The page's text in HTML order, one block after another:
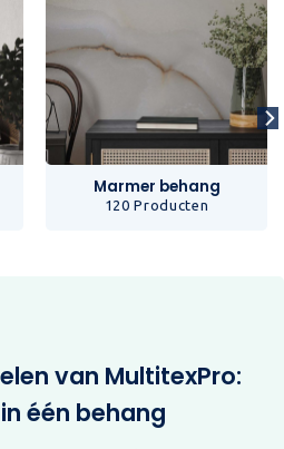
Marmer behang
120 Producten
van MultitexPro:
één behang